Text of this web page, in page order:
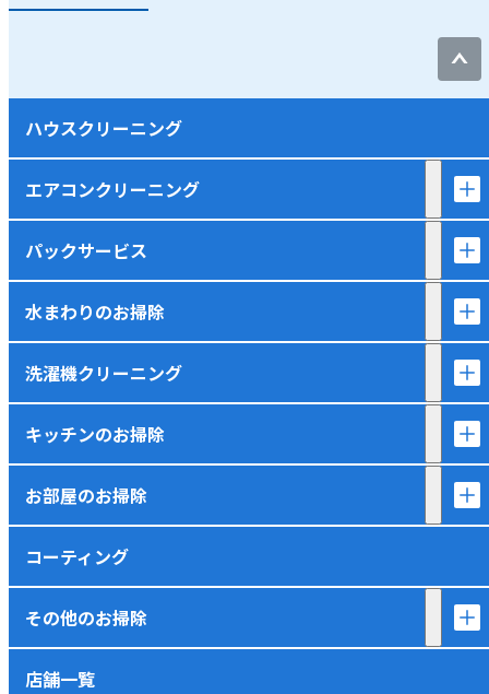
ハウスクリーニング
エアコンクリーニング
パックサービス
水まわりのお掃除
洗濯機クリーニング
キッチンのお掃除
お部屋のお掃除
コーティング
その他のお掃除
店舗一覧